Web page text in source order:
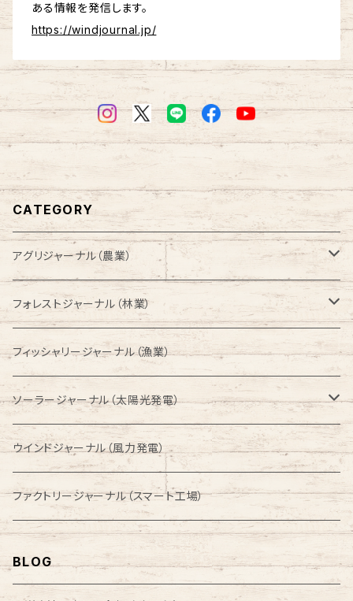
ある情報を発信します。
https://windjournal.jp/
CATEGORY
アグリジャーナル（農業）
バックナンバー
フォレストジャーナル（林業）
バックナンバー
フィッシャリージャーナル（漁業）
ソーラージャーナル（太陽光発電）
バックナンバー
ウインドジャーナル（風力発電）
ファクトリージャーナル（スマート工場）
BLOG